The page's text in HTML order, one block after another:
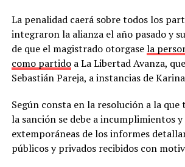
La penalidad caerá sobre todos los
integraron la alianza el año pasado y
de que el magistrado otorgasela
como partidoa La Libertad Avanza,
Sebastián Pareja, a instancias de
Según consta en la resolución a la que
la sanción se debe a incumplimientos
extemporáneas de los informes
públicos y privados recibidos con